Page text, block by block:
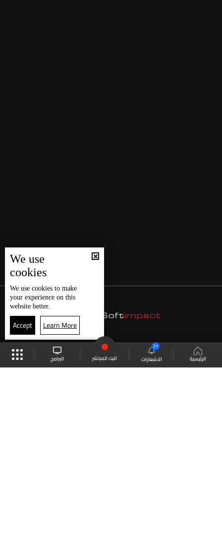
الرئيسية الاشعارات
21
البث المباشر البرامج
We use
cookies
We use cookies to make
your experience on this
website better.
Accept Learn More
موقع البرامج الجدول البث المباشر